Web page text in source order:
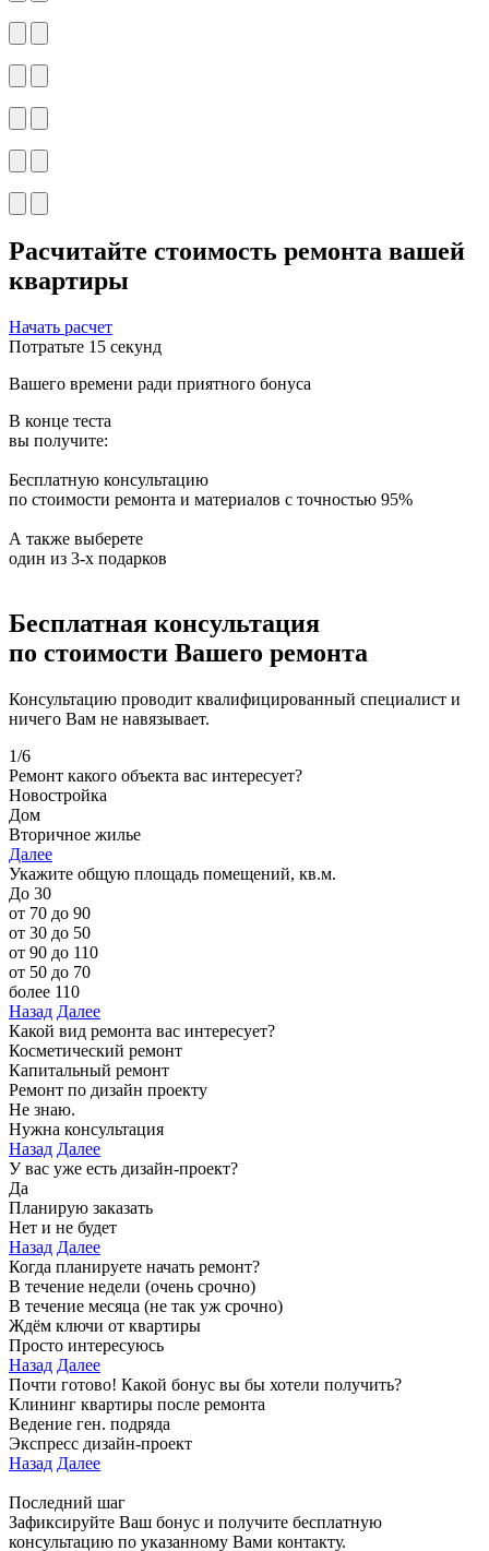
Расчитайте стоимость ремонта вашей
квартиры
Начать расчет
Потратьте 15 секунд
Вашего времени ради приятного бонуса
В конце теста
вы получите:
Бесплатную консультацию
по стоимости ремонта и материалов с точностью 95%
А также выберете
один из 3-х подарков
Бесплатная консультация
по стоимости Вашего ремонта
Консультацию проводит квалифицированный специалист и
ничего Вам не навязывает.
1/6
Ремонт какого объекта вас интересует?
Новостройка
Дом
Вторичное жилье
Далее
Укажите общую площадь помещений, кв.м.
До 30
от 70 до 90
от 30 до 50
от 90 до 110
от 50 до 70
более 110
Назад Далее
Какой вид ремонта вас интересует?
Косметический ремонт
Капитальный ремонт
Ремонт по дизайн проекту
Не знаю.
Нужна консультация
Назад Далее
У вас уже есть дизайн-проект?
Да
Планирую заказать
Нет и не будет
Назад Далее
Когда планируете начать ремонт?
В течение недели (очень срочно)
В течение месяца (не так уж срочно)
Ждём ключи от квартиры
Просто интересуюсь
Назад Далее
Почти готово! Какой бонус вы бы хотели получить?
Клининг квартиры после ремонта
Ведение ген. подряда
Экспресс дизайн‑проект
Назад Далее
Последний шаг
Зафиксируйте Ваш бонус и получите бесплатную
консультацию по указанному Вами контакту.